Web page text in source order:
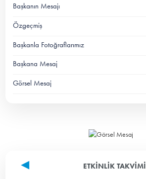
Başkanın Mesajı
Özgeçmiş
Başkanla Fotoğraflarımız
Başkana Mesaj
Görsel Mesaj
ETKINLIK TAKVIMI